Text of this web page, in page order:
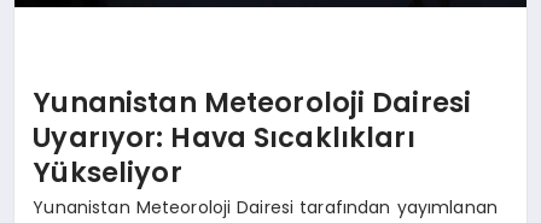
Yunanistan Meteoroloji Dairesi
Uyarıyor: Hava Sıcaklıkları
Yükseliyor
Yunanistan Meteoroloji Dairesi tarafından yayımlanan